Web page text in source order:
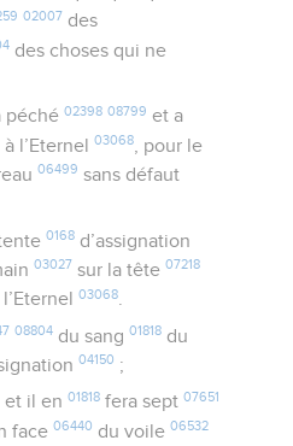
02007 des
des choses qui ne
péché 02398 08799 et a
à l’Eternel03068
, pour le
06499 sans défaut
0168d’assignation
03027 sur la tête07218
l’Eternel03068.
08804du sang 01818du
04150 ;
et il en 01818fera sept 07651
face06440 du voile06532